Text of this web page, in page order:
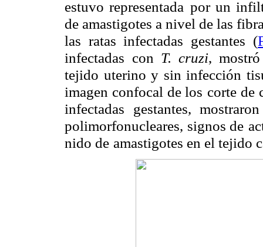
estuvo representada por un
de amastigotes a nivel de las
las ratas infectadas gestantes (
infectadas con T. cruzi,
tejido uterino y sin infección
imagen confocal de los corte de
infectadas gestantes,
polimorfonucleares, signos de
nido de amastigotes en el tejido